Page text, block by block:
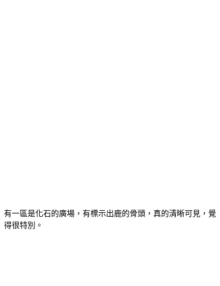
有一區是化石的廣場，有標示出鹿的骨頭，真的清晰可見，覺
得很特別。